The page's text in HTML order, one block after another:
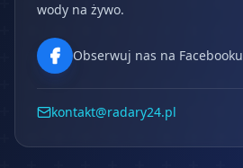
wody na żywo.
Obserwuj nas na Facebooku
kontakt@radary24.pl